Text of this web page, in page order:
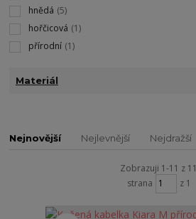
hnědá (5)
hořčicová (1)
přírodní (1)
Materiál
Nejnovější Nejlevnější Nejdražší
Zobrazuji 1-11 z 11
strana
z 1